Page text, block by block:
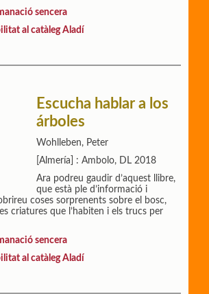
sencera
al catàleg Aladí
Escucha hablar a los
árboles
Wohlleben, Peter
[Almería] : Ambolo, DL 2018
Ara podreu gaudir d’aquest llibre,
que està ple d’informació i
coses sorprenents sobre el bosc,
criatures que l’habiten i els trucs per
sencera
al catàleg Aladí